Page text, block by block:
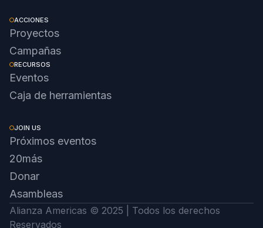
ACCIONES
Proyectos
Campañas
RECURSOS
Eventos
Caja de herramientas
JOIN US
Próximos eventos
20más
Donar
Asambleas
Alianza Americas © 2025 | Todos los derechos
Reservados